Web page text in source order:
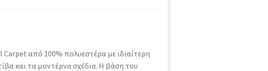
Carpet από 100% πολυεστέρα με ιδιαίτερη
και τα μοντέρνα σχέδια. Η βάση του